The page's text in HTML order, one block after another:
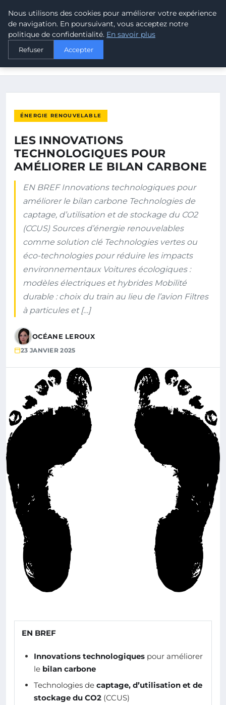
MALTA CLIMATE
ACCUEIL
LES INNOVATIONS TECHNOLOGIQUES POUR AMÉLIORER LE
ÉNERGIE RENOUVELABLE
LES INNOVATIONS
TECHNOLOGIQUES POUR
AMÉLIORER LE BILAN CARBONE
EN BREF Innovations technologiques pour
améliorer le bilan carbone Technologies de
captage, d’utilisation et de stockage du CO2
(CCUS) Sources d’énergie renouvelables
comme solution clé Technologies vertes ou
éco-technologies pour réduire les impacts
environnementaux Voitures écologiques :
modèles électriques et hybrides Mobilité
durable : choix du train au lieu de l’avion Filtres
à particules et […]
OCÉANE LEROUX
23 JANVIER 2025
EN BREF
Innovations technologiques pour améliorer
le bilan carbone
Technologies de captage, d’utilisation et de
stockage du CO2 (CCUS)
Nous utilisons des cookies pour améliorer votre expérience
de navigation. En poursuivant, vous acceptez notre
politique de confidentialité. En savoir plus
Refuser Accepter